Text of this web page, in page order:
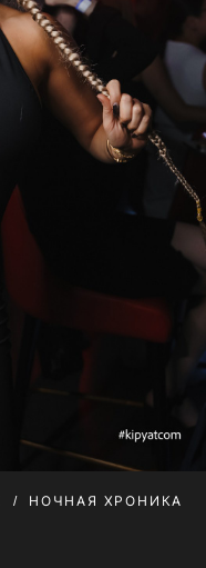
НОЧНАЯ ХРОНИКА